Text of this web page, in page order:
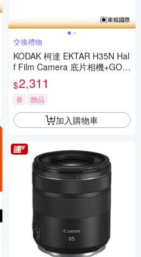
交換禮物
KODAK 柯達 EKTAR H35N Hal
f Film Camera 底片相機+GOL
D 200底片組
$2,311
券 贈品
加入購物車